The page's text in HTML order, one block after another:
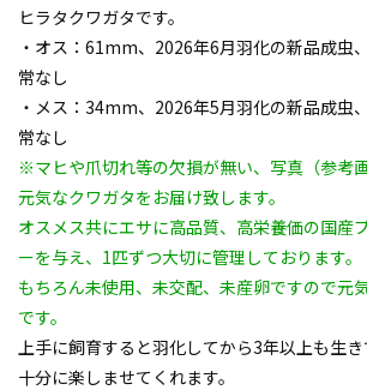
ヒラタクワガタです。
・オス：61mm、2026年6月羽化の新品成虫
常なし
・メス：34mm、2026年5月羽化の新品成虫
常なし
※マヒや爪切れ等の欠損が無い、写真（参考
元気なクワガタをお届け致します。
オスメス共にエサに高品質、高栄養価の国産
ーを与え、1匹ずつ大切に管理しております。
もちろん未使用、未交配、未産卵ですので元
です。
上手に飼育すると羽化してから3年以上も生き
十分に楽しませてくれます。